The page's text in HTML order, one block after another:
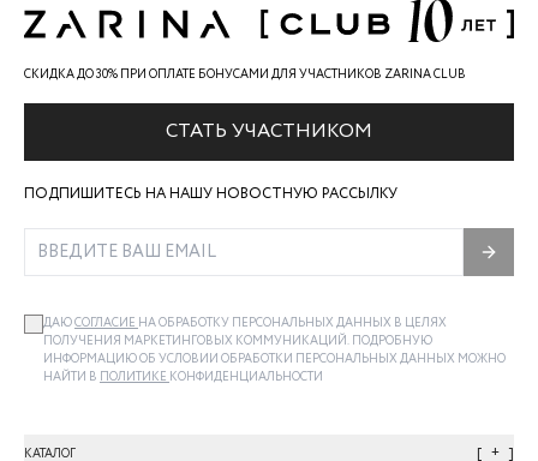
СКИДКА ДО 30% ПРИ ОПЛАТЕ БОНУСАМИ ДЛЯ УЧАСТНИКОВ ZARINA CLUB
СТАТЬ УЧАСТНИКОМ
ПОДПИШИТЕСЬ НА НАШУ НОВОСТНУЮ РАССЫЛКУ
ДАЮСОГЛАСИЕ НА ОБРАБОТКУ ПЕРСОНАЛЬНЫХ ДАННЫХ В ЦЕЛЯХ
ПОЛУЧЕНИЯ МАРКЕТИНГОВЫХ КОММУНИКАЦИЙ. ПОДРОБНУЮ
ИНФОРМАЦИЮ ОБ УСЛОВИИ ОБРАБОТКИ ПЕРСОНАЛЬНЫХ ДАННЫХ МОЖНО
НАЙТИ В ПОЛИТИКЕ КОНФИДЕНЦИАЛЬНОСТИ
КАТАЛОГ +